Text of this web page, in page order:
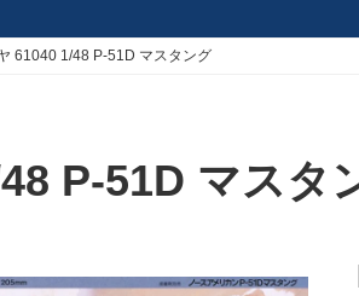
61040 1/48 P-51D マスタング
P-51D マスタ